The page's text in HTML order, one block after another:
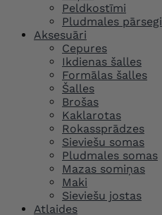
Peldkostīmi
Pludmales pārsegi
Aksesuāri
Cepures
Ikdienas šalles
Formālas šalles
Šalles
Brošas
Kaklarotas
Rokassprādzes
Sieviešu somas
Pludmales somas
Mazas somiņas
Maki
Sieviešu jostas
Atlaides